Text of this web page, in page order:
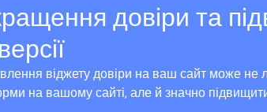
довіри та
віджету довіри на ваш сайт може не
на вашому сайті, але й значно підвищити